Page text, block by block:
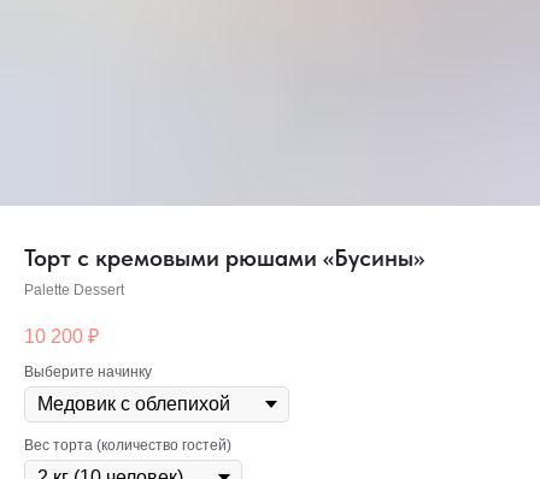
Торт с кремовыми рюшами «Бусины»
Palette Dessert
10 200 ₽
Выберите начинку
Вес торта (количество гостей)